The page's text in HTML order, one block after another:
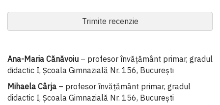
Trimite recenzie
Ana-Maria Cănăvoiu – profesor învățământ primar, gradul
didactic I, Școala Gimnazială Nr. 156, București
Mihaela Cârja – profesor învăţământ primar, gradul
didactic I, Şcoala Gimnazială Nr. 156, Bucureşti